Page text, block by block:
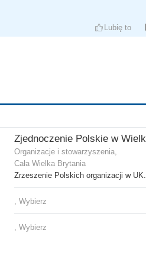
Lubię to
Organizacje i stowarzyszenia,
Cała Wielka Brytania
Zrzeszenie Polskich organizacji w UK.
, Wybierz
, Wybierz